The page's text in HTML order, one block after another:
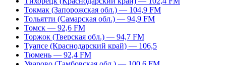
Токмак (Запорожская обл.) — 104,9 FM
Тольятти (Самарская обл.) — 94,9 FM
Томск — 92,6 FM
Торжок (Тверская обл.) — 94,7 FM
Туапсе (Краснодарский край) — 106,5
Тюмень — 92,4 FM